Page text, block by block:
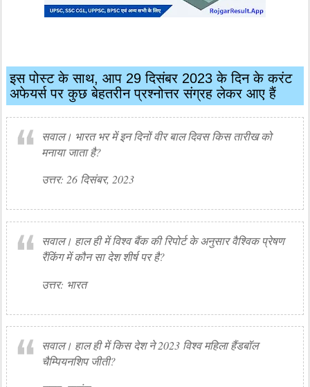
इस पोस्ट के साथ, आप 29 दिसंबर 2023 के दिन के करंट
अफेयर्स पर कुछ बेहतरीन प्रश्नोत्तर संग्रह लेकर आए हैं
सवाल। भारत भर में इन दिनों वीर बाल दिवस किस तारीख को
मनाया जाता है?
उत्तर: 26 दिसंबर, 2023
सवाल। हाल ही में विश्व बैंक की रिपोर्ट के अनुसार वैश्विक प्रेषण
रैंकिंग में कौन सा देश शीर्ष पर है?
उत्तर: भारत
सवाल। हाल ही में किस देश ने 2023 विश्व महिला हैंडबॉल
चैम्पियनशिप जीती?